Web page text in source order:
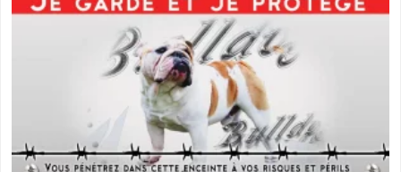
x
:
7
9
0